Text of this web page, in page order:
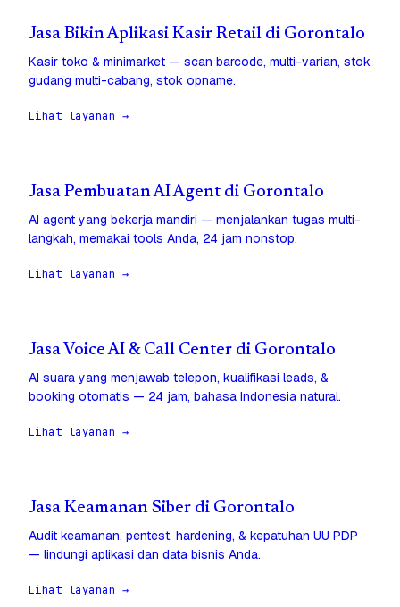
Jasa Bikin Aplikasi Kasir Retail di Gorontalo
Kasir toko & minimarket — scan barcode, multi-varian, stok
gudang multi-cabang, stok opname.
Lihat layanan →
Jasa Pembuatan AI Agent di Gorontalo
AI agent yang bekerja mandiri — menjalankan tugas multi-
langkah, memakai tools Anda, 24 jam nonstop.
Lihat layanan →
Jasa Voice AI & Call Center di Gorontalo
AI suara yang menjawab telepon, kualifikasi leads, &
booking otomatis — 24 jam, bahasa Indonesia natural.
Lihat layanan →
Jasa Keamanan Siber di Gorontalo
Audit keamanan, pentest, hardening, & kepatuhan UU PDP
— lindungi aplikasi dan data bisnis Anda.
Lihat layanan →